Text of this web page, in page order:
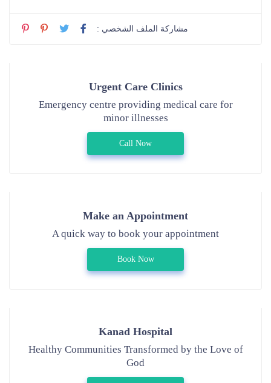
مشاركة الملف الشخصي :
Urgent Care Clinics
Emergency centre providing medical care for
minor illnesses
Call Now
Make an Appointment
A quick way to book your appointment
Book Now
Kanad Hospital
Healthy Communities Transformed by the Love of
God